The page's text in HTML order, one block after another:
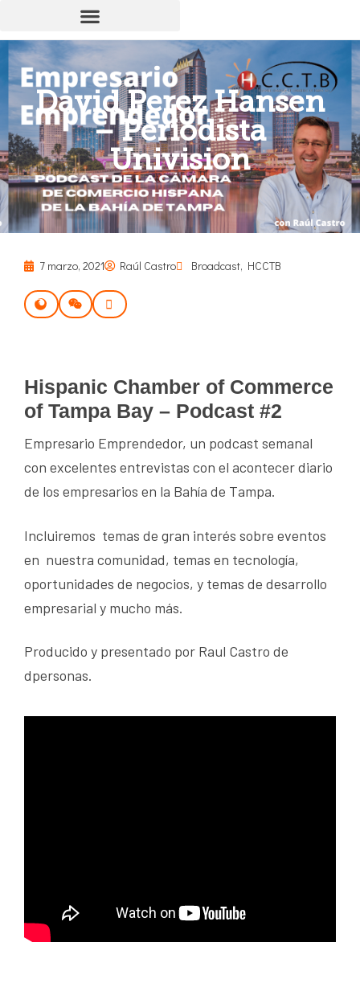
David Perez Hansen
– Periodista
Univision
7 marzo, 2021 Raúl Castro Broadcast, HCCTB
Hispanic Chamber of Commerce
of Tampa Bay – Podcast #2
Empresario Emprendedor, un podcast semanal
con excelentes entrevistas con el acontecer diario
de los empresarios en la Bahía de Tampa.
Incluiremos temas de gran interés sobre eventos
en nuestra comunidad, temas en tecnología,
oportunidades de negocios, y temas de desarrollo
empresarial y mucho más.
Producido y presentado por Raul Castro de
dpersonas.